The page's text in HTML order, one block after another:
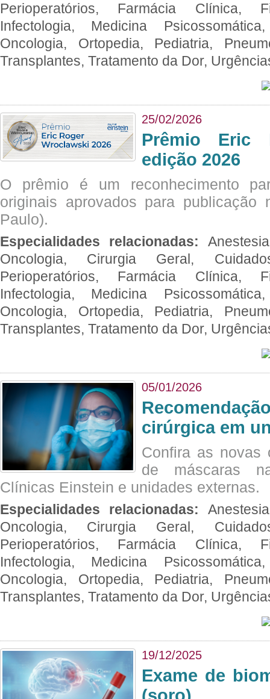
Perioperatórios, Farmácia Clínica,
Infectologia, Medicina
Oncologia, Ortopedia, Pediatria,
Transplantes, Tratamento da Dor,
25/02/2026
Prêmio Eric
edição 2026
O prêmio é um reconhecimento
originais aprovados para publicação
Paulo).
Especialidades relacionadas:
Oncologia, Cirurgia Geral,
Perioperatórios, Farmácia Clínica,
Infectologia, Medicina
Oncologia, Ortopedia, Pediatria,
Transplantes, Tratamento da Dor,
05/01/2026
cirúrgica em
Confira as novas
de máscaras
Clínicas Einstein e unidades externas.
Especialidades relacionadas:
Oncologia, Cirurgia Geral,
Perioperatórios, Farmácia Clínica,
Infectologia, Medicina
Oncologia, Ortopedia, Pediatria,
Transplantes, Tratamento da Dor,
19/12/2025
Exame de